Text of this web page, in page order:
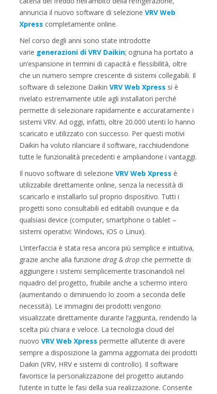
annuncia il nuovo software di selezione VRV Web
Xpress completamente online.
Nel corso degli anni sono state introdotte
varie generazioni di VRV Daikin; ognuna ha portato a
un’espansione in termini di capacità e flessibilità, oltre
che un numero sempre crescente di sistemi collegabili. Il
software di selezione Daikin VRV Web Xpress si è
rivelato estremamente utile agli installatori perché
permette di selezionare rapidamente e accuratamente i
sistemi VRV. Ad oggi, infatti, oltre 20.000 utenti lo hanno
scaricato e utilizzato con successo. Per questi motivi
Daikin ha voluto rilanciare il software, racchiudendone
tutte le funzionalità precedenti e ampliandone i vantaggi.
Il nuovo software di selezione VRV Web Xpress è
utilizzabile direttamente online, senza la necessità di
scaricarlo e installarlo sul proprio dispositivo. Tutti i
progetti sono consultabili ed editabili ovunque e da
qualsiasi device (computer, smartphone o tablet –
sistemi operativi: Windows, iOS o Linux).
L’interfaccia è stata resa ancora più semplice e intuitiva,
grazie anche alla funzione drag & drop che permette di
aggiungere i sistemi semplicemente trascinandoli nel
riquadro del progetto, fruibile anche a schermo intero
(aumentando o diminuendo lo zoom a seconda delle
necessità). Le immagini dei prodotti vengono
visualizzate direttamente durante l’aggiunta, rendendo la
scelta più chiara e veloce. La tecnologia cloud del
nuovo VRV Web Xpress permette all’utente di avere
sempre a disposizione la gamma aggiornata dei prodotti
Daikin (VRV, HRV e sistemi di controllo). Il software
favorisce la personalizzazione del progetto aiutando
l’utente in tutte le fasi della sua realizzazione. Consente